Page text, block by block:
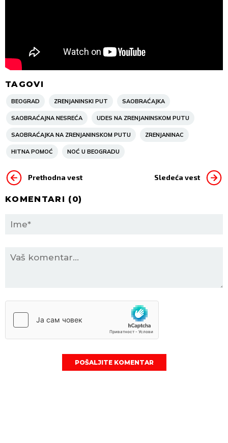
TAGOVI
BEOGRAD ZRENJANINSKI PUT SAOBRAĆAJKA
SAOBRAĆAJNA NESREĆA UDES NA ZRENJANINSKOM PUTU
SAOBRAĆAJKA NA ZRENJANINSKOM PUTU ZRENJANINAC
HITNA POMOĆ NOĆ U BEOGRADU
Prethodna vest Sledeća vest
KOMENTARI (0)
POŠALJITE KOMENTAR